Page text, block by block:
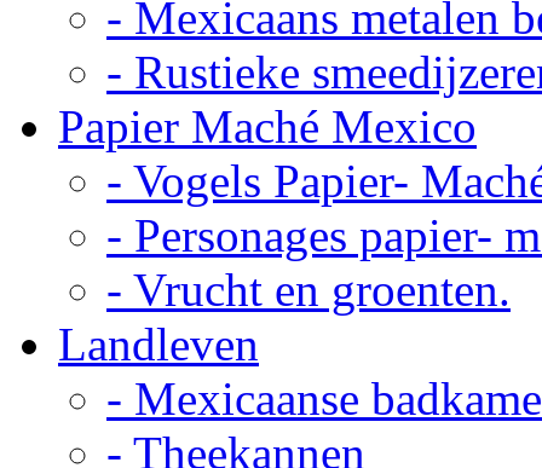
- Mexicaans metalen
- Rustieke
Papier Maché Mexico
- Vogels Papier-
- Personages papier-
- Vrucht en groenten.
Landleven
- Mexicaanse
- Theekannen